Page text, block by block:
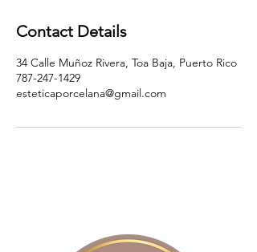
Contact Details
34 Calle Muñoz Rivera, Toa Baja, Puerto Rico
787-247-1429
esteticaporcelana@gmail.com